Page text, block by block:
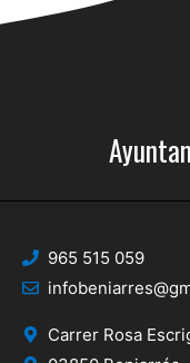
965 515 059
Carrer Rosa